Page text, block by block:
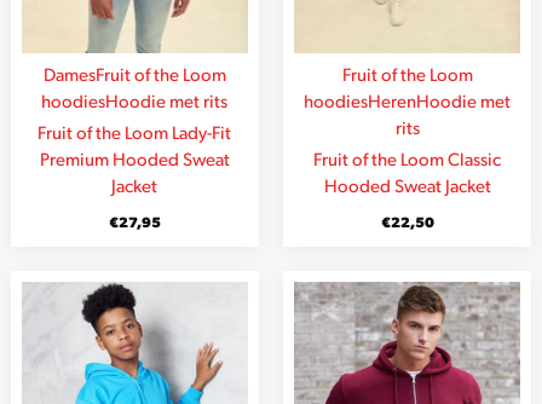
DamesFruit of the Loom
hoodiesHoodie met rits
Fruit of the Loom Lady-Fit
Premium Hooded Sweat
Jacket
€27,95
Fruit of the Loom
hoodiesHerenHoodie met
rits
Fruit of the Loom Classic
Hooded Sweat Jacket
€22,50